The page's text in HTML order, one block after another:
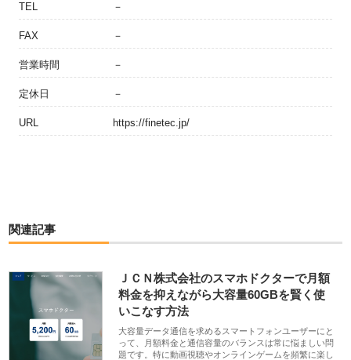
TEL －
FAX －
営業時間 －
定休日 －
URL https://finetec.jp/
関連記事
ＪＣＮ株式会社のスマホドクターで月額
料金を抑えながら大容量60GBを賢く使
いこなす方法
大容量データ通信を求めるスマートフォンユーザーにと
って、月額料金と通信容量のバランスは常に悩ましい問
題です。特に動画視聴やオンラインゲームを頻繁に楽し